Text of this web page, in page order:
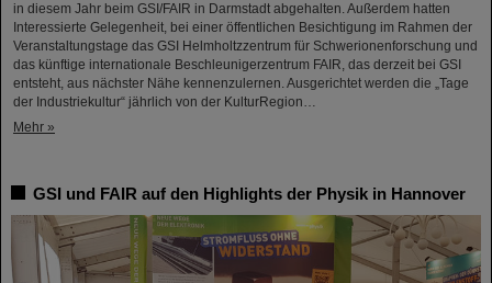
in diesem Jahr beim GSI/FAIR in Darmstadt abgehalten. Außerdem hatten
Interessierte Gelegenheit, bei einer öffentlichen Besichtigung im Rahmen der
Veranstaltungstage das GSI Helmholtzzentrum für Schwerionenforschung und
das künftige internationale Beschleunigerzentrum FAIR, das derzeit bei GSI
entsteht, aus nächster Nähe kennenzulernen. Ausgerichtet werden die „Tage
der Industriekultur“ jährlich von der KulturRegion…
Mehr »
GSI und FAIR auf den Highlights der Physik in Hannover